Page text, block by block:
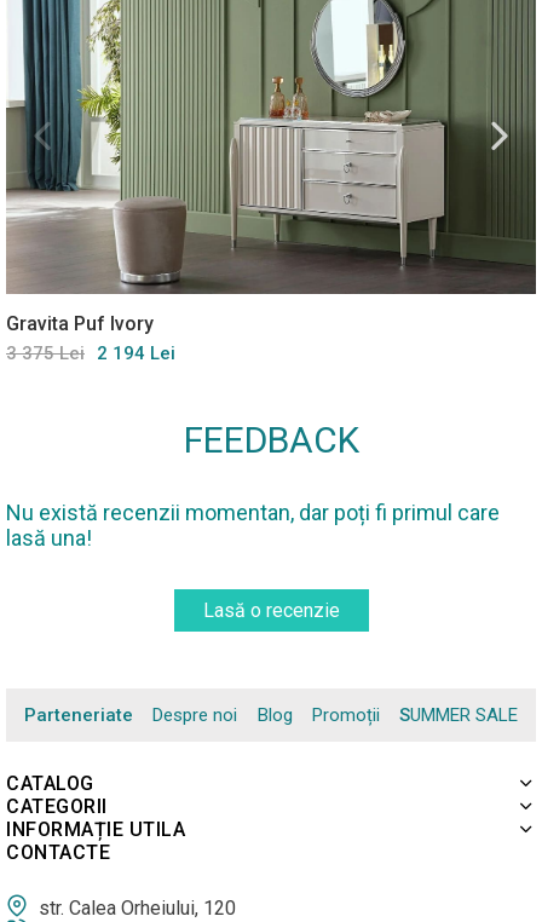
Gravita Puf Ivory
3 375 Lei 2 194 Lei
FEEDBACK
Nu există recenzii momentan, dar poți fi primul care
lasă una!
Lasă o recenzie
Parteneriate Despre noi Blog Promoții SUMMER SALE
CATALOG
CATEGORII
INFORMAȚIE UTILA
CONTACTE
str. Calea Orheiului, 120